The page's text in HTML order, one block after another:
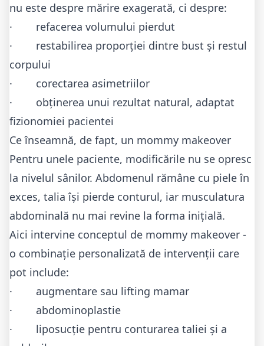
nu este despre mărire exagerată, ci despre:
· refacerea volumului pierdut
· restabilirea proporției dintre bust și restul
corpului
· corectarea asimetriilor
· obținerea unui rezultat natural, adaptat
fizionomiei pacientei
Ce înseamnă, de fapt, un mommy makeover
Pentru unele paciente, modificările nu se opresc
la nivelul sânilor. Abdomenul rămâne cu piele în
exces, talia își pierde conturul, iar musculatura
abdominală nu mai revine la forma inițială.
Aici intervine conceptul de mommy makeover -
o combinație personalizată de intervenții care
pot include:
· augmentare sau lifting mamar
· abdominoplastie
· liposucție pentru conturarea taliei și a